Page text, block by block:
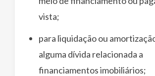
vista;
para liquidação ou
alguma dívida relacionada a
financiamentos imobiliários;